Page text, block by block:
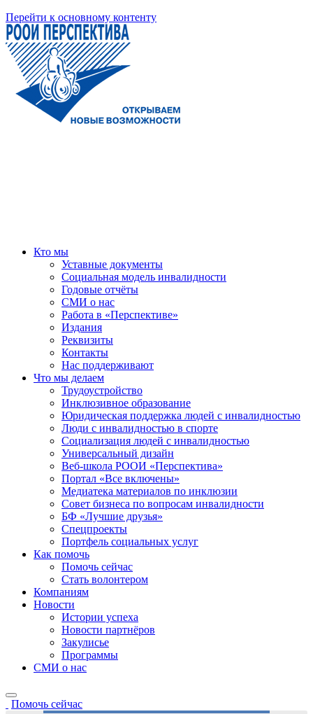
Перейти к основному контенту
Кто мы
Уставные документы
Социальная модель инвалидности
Годовые отчёты
СМИ о нас
Работа в «Перспективе»
Издания
Реквизиты
Контакты
Нас поддерживают
Что мы делаем
Трудоустройство
Инклюзивное образование
Юридическая поддержка людей с инвалидностью
Люди с инвалидностью в спорте
Социализация людей с инвалидностью
Универсальный дизайн
Веб-школа РООИ «Перспектива»
Портал «Все включены»
Медиатека материалов по инклюзии
Совет бизнеса по вопросам инвалидности
БФ «Лучшие друзья»
Спецпроекты
Портфель социальных услуг
Как помочь
Помочь сейчас
Стать волонтером
Компаниям
Новости
Истории успеха
Новости партнёров
Закулисье
Программы
СМИ о нас
Помочь сейчас